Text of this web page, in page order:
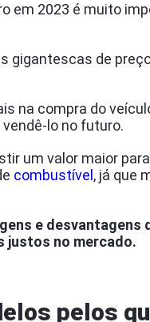
em 2023 é muito
de
na compra do
lo no futuro.
um valor maior
combustível , já que
e
justos no mercado.
pelos